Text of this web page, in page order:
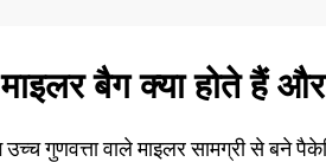
माइलर बैग क्या होते हैं
गुणवत्ता वाले माइलर सामग्री से बने